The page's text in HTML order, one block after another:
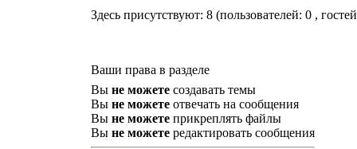
Здесь присутствуют: 8 (пользователей: 0 ,
Ваши права в разделе
Вы не можетесоздавать темы
Вы не можетеотвечать на сообщения
Вы не можетеприкреплять файлы
Вы не можетередактировать сообщения